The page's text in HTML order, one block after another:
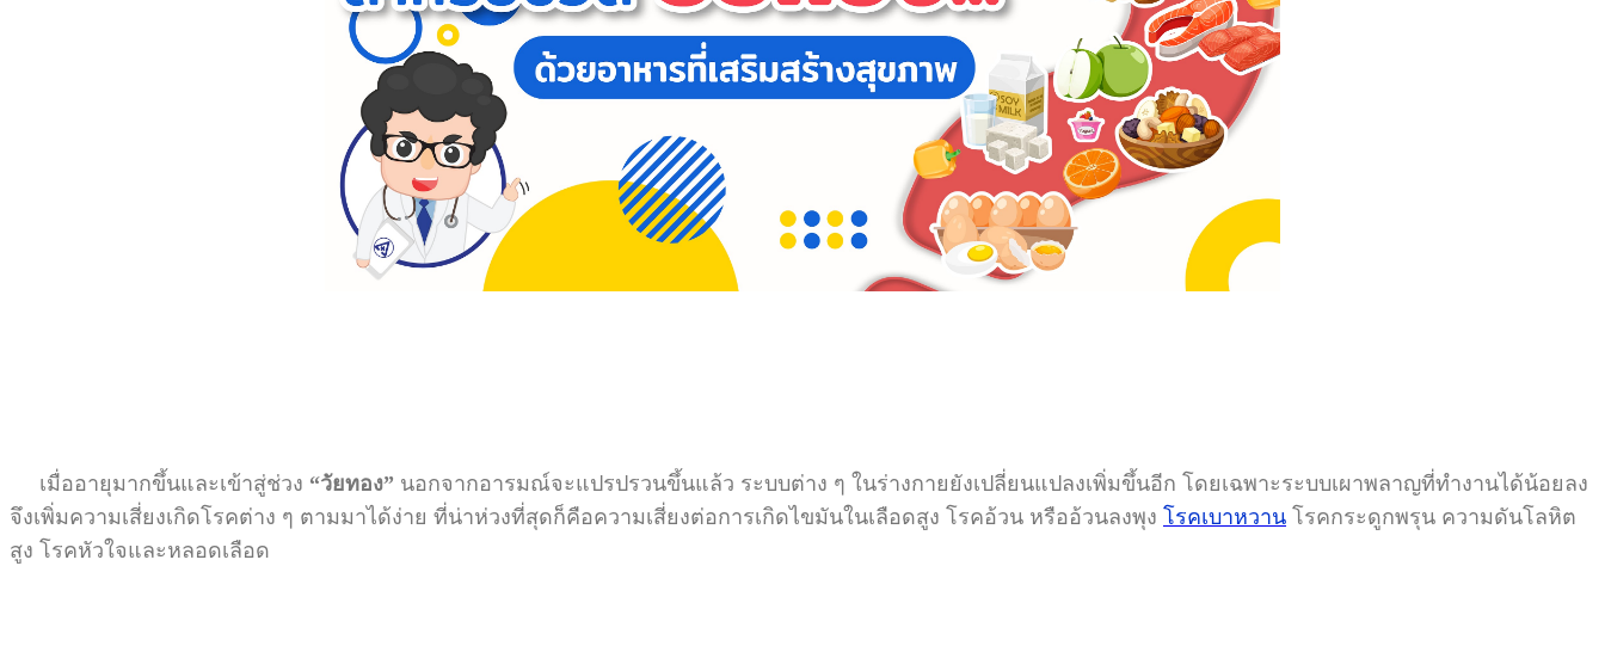
เมื่ออายุมากขึ้นและเข้าสู่ช่วง “วัยทอง” นอกจากอารมณ์จะแปรปรวนขึ้นแล้ว ระบบต่าง ๆ ในร่างกายยังเปลี่ยนแปลงเพิ่มขึ้นอีก โดยเฉพาะระบบเผาพลาญที่ทำงานได้น้อยลง
จึงเพิ่มความเสี่ยงเกิดโรคต่าง ๆ ตามมาได้ง่าย ที่น่าห่วงที่สุดก็คือความเสี่ยงต่อการเกิดไขมันในเลือดสูง โรคอ้วน หรืออ้วนลงพุง โรคเบาหวาน โรคกระดูกพรุน ความดันโลหิต
สูง โรคหัวใจและหลอดเลือด